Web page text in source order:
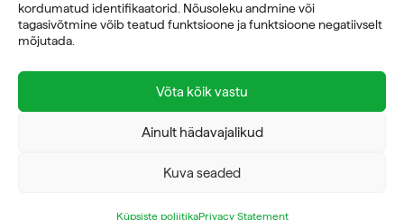
kordumatud identifikaatorid. Nõusoleku andmine või
tagasivõtmine võib teatud funktsioone ja funktsioone negatiivselt
mõjutada.
Võta kõik vastu
Ainult hädavajalikud
Kuva seaded
Küpsiste poliitikaPrivacy Statement
JÕUSAALID
TAASTUSRAVI
HOOLDUS
ETTEVÕTE
MEIST